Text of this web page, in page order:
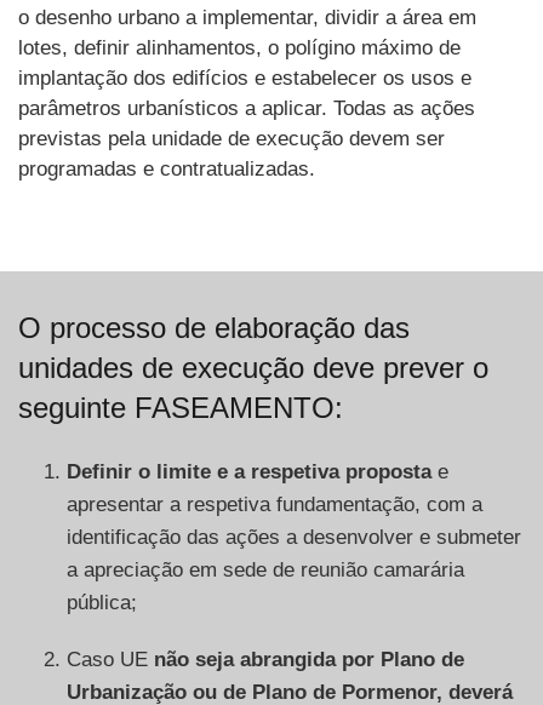
o desenho urbano a implementar, dividir a área em
lotes, definir alinhamentos, o polígino máximo de
implantação dos edifícios e estabelecer os usos e
parâmetros urbanísticos a aplicar. Todas as ações
previstas pela unidade de execução devem ser
programadas e contratualizadas.
O processo de elaboração das
unidades de execução deve prever o
seguinte FASEAMENTO:
Definir o limite e a respetiva propostae
apresentar a respetiva fundamentação, com a
identificação das ações a desenvolver e submeter
a apreciação em sede de reunião camarária
pública;
Caso UE não seja abrangida por Plano de
Urbanização ou de Plano de Pormenor, deverá